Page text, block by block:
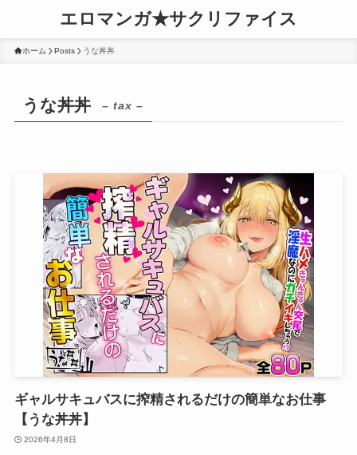
エロマンガ★サクリファイス
ホーム Posts うな丼丼
うな丼丼 – tax –
ギャルサキュバスに搾精されるだけの簡単なお仕事
【うな丼丼】
2026年4月8日